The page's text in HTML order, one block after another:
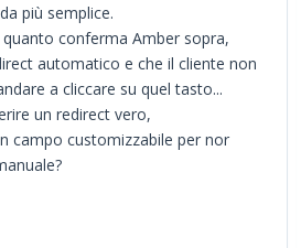
più semplice.
conferma Amber sopra,
automatico e che il cliente non
a cliccare su quel tasto...
un redirect vero,
campo customizzabile per nor